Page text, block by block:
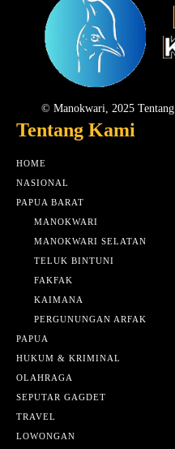
© Manokwari, 2025
Tentang Kami
HOME
NASIONAL
PAPUA BARAT
MANOKWARI
MANOKWARI SELATAN
TELUK BINTUNI
FAKFAK
KAIMANA
PERGUNUNGAN ARFAK
PAPUA
HUKUM & KRIMINAL
OLAHRAGA
SEPUTAR GAGDET
TRAVEL
LOWONGAN